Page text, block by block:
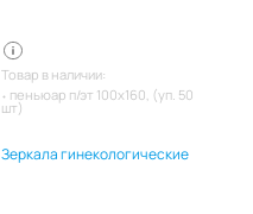
Товар в наличии:
пеньюар п/эт 100х160, (уп. 50
шт)
Зеркала гинекологические